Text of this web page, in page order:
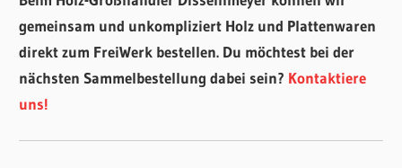
gemeinsam und unkompliziert Holz und Plattenwaren
direkt zum FreiWerk bestellen. Du möchtest bei der
nächsten Sammelbestellung dabei sein? Kontaktiere
uns!